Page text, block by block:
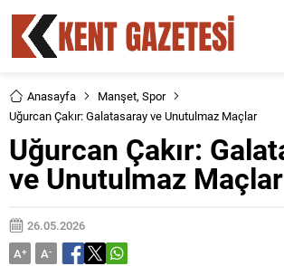
Anasayfa Manşet, Spor
Uğurcan Çakır: Galatasaray ve Unutulmaz Maçlar
Uğurcan Çakır:
ve Unutulmaz Maçlar
26.05.2026
A+ A-